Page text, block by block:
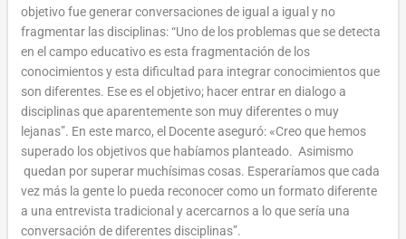
objetivo fue generar conversaciones de igual a igual y no
fragmentar las disciplinas: “Uno de los problemas que se detecta
en el campo educativo es esta fragmentación de los
conocimientos y esta dificultad para integrar conocimientos que
son diferentes. Ese es el objetivo; hacer entrar en dialogo a
disciplinas que aparentemente son muy diferentes o muy
lejanas”. En este marco, el Docente aseguró: «Creo que hemos
superado los objetivos que habíamos planteado. Asimismo
quedan por superar muchísimas cosas. Esperaríamos que cada
vez más la gente lo pueda reconocer como un formato diferente
a una entrevista tradicional y acercarnos a lo que sería una
conversación de diferentes disciplinas”.